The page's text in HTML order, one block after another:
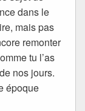
dans le
mais pas
remonter
tu l’as
nos jours.
époque